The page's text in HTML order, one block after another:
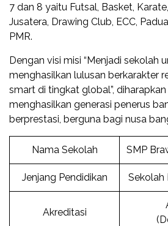
7 dan 8 yaitu Futsal, Basket,
Jusatera, Drawing Club, ECC,
PMR.
Dengan visi misi “Menjadi sekolah
menghasilkan lulusan berkarakter
smart di tingkat global”,
menghasilkan generasi penerus
berprestasi, berguna bagi nusa
Nama Sekolah SMP
Jenjang Pendidikan Sekolah
Akreditasi